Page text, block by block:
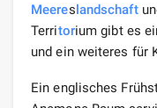
Meereslandschaft
Territorium gibt es
und ein weiteres für
Ein englisches